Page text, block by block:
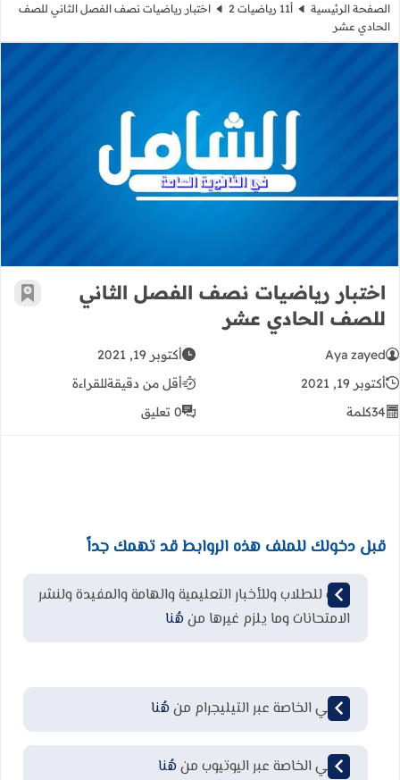
الصفحة الرئيسية أ11 رياضيات 2
اختبار رياضيات نصف الفصل الثاني للصف
الحادي عشر
اختبار رياضيات نصف الفصل
اختبار رياضيات نصف الفصل الثاني
للصف الحادي عشر
أضف
Aya zayed
أكتوبر 19, 2021
أكتوبر 19, 2021
أقل من دقيقةللقراءة
34كلمة 0 تعليق
قبل دخولك للملف هذه الروابط قد تهمك جداً
قناة للطلاب وللأخبار التعليمية والهامة والمفيدة ولنشر
الامتحانات وما يلزم غيرها من هُنا
قناتي الخاصة عبر التيليجرام من هُنا
قناتي الخاصة عبر اليوتيوب من هُنا